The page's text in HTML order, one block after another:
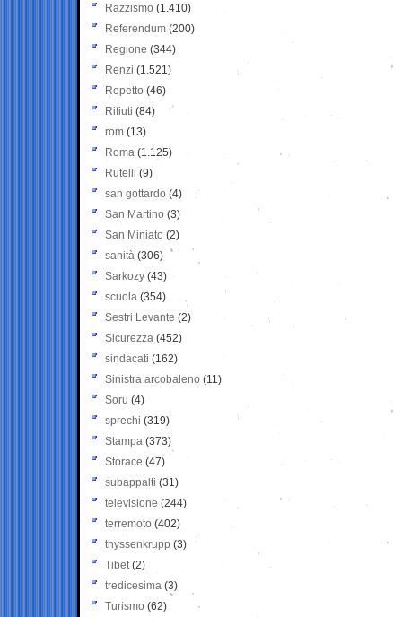
Razzismo (1.410)
Referendum (200)
Regione (344)
Renzi (1.521)
Repetto (46)
Rifiuti (84)
rom (13)
Roma (1.125)
Rutelli (9)
san gottardo (4)
San Martino (3)
San Miniato (2)
sanità (306)
Sarkozy (43)
scuola (354)
Sestri Levante (2)
Sicurezza (452)
sindacati (162)
Sinistra arcobaleno (11)
Soru (4)
sprechi (319)
Stampa (373)
Storace (47)
subappalti (31)
televisione(244)
terremoto (402)
thyssenkrupp (3)
Tibet(2)
tredicesima (3)
Turismo (62)